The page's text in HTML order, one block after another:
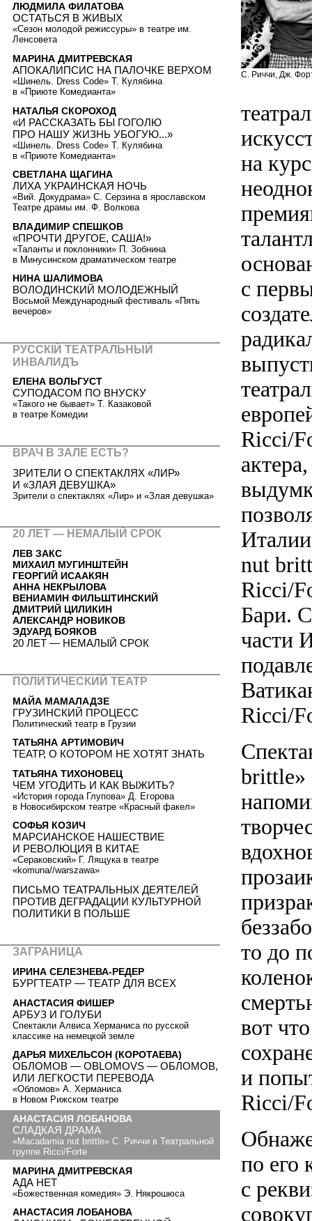
С. Риччи, Дж.
на
с
Ricci/
nut
Ricci/
Бари.
части
Ricci/
brittle»
то до
вот
и
Ricci/
по его
с
ЛЮДМИЛА ФИЛАТОВА
ОСТАТЬСЯ В ЖИВЫХ
«Сезон молодой режиссуры» в театре им.
Ленсовета
МАРИНА ДМИТРЕВСКАЯ
АПОКАЛИПСИС НА ПАЛОЧКЕ ВЕРХОМ
«Шинель. Dress Code» Т. Кулябина
в «Приюте Комедианта»
НАТАЛЬЯ СКОРОХОД
«И РАССКАЗАТЬ БЫ ГОГОЛЮ
ПРО НАШУ ЖИЗНЬ УБОГУЮ...»
«Шинель. Dress Code» Т. Кулябина
в «Приюте Комедианта»
СВЕТЛАНА ЩАГИНА
ЛИХА УКРАИНСКАЯ НОЧЬ
«Вий. Докудрама» С. Серзина в ярославском
Театре драмы им. Ф. Волкова
ВЛАДИМИР СПЕШКОВ
«ПРОЧТИ ДРУГОЕ, САША!»
«Таланты и поклонники» П. Зобнина
в Минусинском драматическом театре
НИНА ШАЛИМОВА
ВОЛОДИНСКИЙ МОЛОДЕЖНЫЙ
Восьмой Международный фестиваль «Пять
вечеров»
РУССКIЙ ТЕАТРАЛЬНЫЙ
ИНВАЛИДЪ
ЕЛЕНА ВОЛЬГУСТ
СУПОДАСОМ ПО ВНУСКУ
«Такого не бывает» Т. Казаковой
в театре Комедии
ВРАЧ В ЗАЛЕ ЕСТЬ?
ЗРИТЕЛИ О СПЕКТАКЛЯХ «ЛИР»
И «ЗЛАЯ ДЕВУШКА»
Зрители о спектаклях «Лир» и «Злая девушка»
20 ЛЕТ — НЕМАЛЫЙ СРОК
ЛЕВ ЗАКС
МИХАИЛ МУГИНШТЕЙН
ГЕОРГИЙ ИСААКЯН
АННА НЕКРЫЛОВА
ВЕНИАМИН ФИЛЬШТИНСКИЙ
ДМИТРИЙ ЦИЛИКИН
АЛЕКСАНДР НОВИКОВ
ЭДУАРД БОЯКОВ
20 ЛЕТ — НЕМАЛЫЙ СРОК
ПОЛИТИЧЕСКИЙ ТЕАТР
МАЙА МАМАЛАДЗЕ
ГРУЗИНСКИЙ ПРОЦЕСС
Политический театр в Грузии
ТАТЬЯНА АРТИМОВИЧ
ТЕАТР, О КОТОРОМ НЕ ХОТЯТ ЗНАТЬ
ТАТЬЯНА ТИХОНОВЕЦ
ЧЕМ УГОДИТЬ И КАК ВЫЖИТЬ?
«История города Глупова» Д. Егорова
в Новосибирском театре «Красный факел»
СОФЬЯ КОЗИЧ
МАРСИАНСКОЕ НАШЕСТВИЕ
И РЕВОЛЮЦИЯ В КИТАЕ
«Сераковский» Г. Лящука в театре
«komuna//warszawa»
ПИСЬМО ТЕАТРАЛЬНЫХ ДЕЯТЕЛЕЙ
ПРОТИВ ДЕГРАДАЦИИ КУЛЬТУРНОЙ
ПОЛИТИКИ В ПОЛЬШЕ
ЗАГРАНИЦА
ИРИНА СЕЛЕЗНЕВА-РЕДЕР
БУРГТЕАТР — ТЕАТР ДЛЯ ВСЕХ
АНАСТАСИЯ ФИШЕР
АРБУЗ И ГОЛУБИ
Спектакли Алвиса Херманиса по русской
классике на немецкой земле
ДАРЬЯ МИХЕЛЬСОН (КОРОТАЕВА)
ОБЛОМОВ — OBLOMOVS — ОБЛОМОВ,
ИЛИ ЛЕГКОСТИ ПЕРЕВОДА
«Обломов» А. Херманиса
в Новом Рижском театре
АНАСТАСИЯ ЛОБАНОВА
СЛАДКАЯ ДРАМА
«Macadamia nut brittle» С. Риччи в Театральной
группе Ricci/Forte
МАРИНА ДМИТРЕВСКАЯ
АДА НЕТ
«Божественная комедия» Э. Някрошюса
АНАСТАСИЯ ЛОБАНОВА